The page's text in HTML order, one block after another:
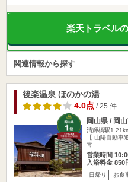
楽天トラベル
関連情報から探す
後楽温泉 ほのかの湯
4.0点/ 25 件
岡山県 / 岡
清輝橋駅
【 山陽自動
青…
営業時間
入浴料金 850
日帰り お食